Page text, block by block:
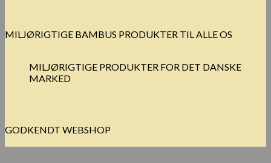
MILJØRIGTIGE BAMBUS PRODUKTER TIL ALLE OS
MILJØRIGTIGE PRODUKTER FOR DET DANSKE
MARKED
GODKENDT WEBSHOP